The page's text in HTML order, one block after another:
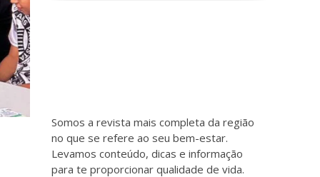
Somos a revista mais completa da região
no que se refere ao seu bem-estar.
Levamos conteúdo, dicas e informação
para te proporcionar qualidade de vida.